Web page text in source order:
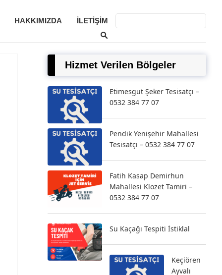
HAKKIMIZDA İLETIŞIM
Hizmet Verilen Bölgeler
Etimesgut Şeker Tesisatçı –
0532 384 77 07
Pendik Yenişehir Mahallesi
Tesisatçı – 0532 384 77 07
Fatih Kasap Demirhun
Mahallesi Klozet Tamiri –
0532 384 77 07
Su Kaçağı Tespiti İstiklal
Keçiören
Ayvalı